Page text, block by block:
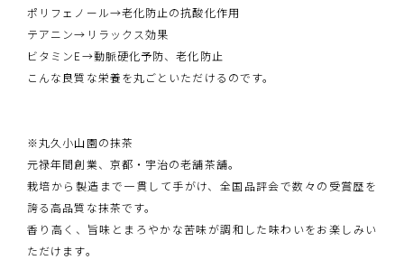
ポリフェノール→老化防止の抗酸化作用
テアニン→リラックス効果
ビタミンE→動脈硬化予防、老化防止
こんな良質な栄養を丸ごといただけるのです。
※丸久小山園の抹茶
元禄年間創業、京都・宇治の老舗茶舗。
栽培から製造まで一貫して手がけ、全国品評会で数々の受賞歴を
誇る高品質な抹茶です。
香り高く、旨味とまろやかな苦味が調和した味わいをお楽しみい
ただけます。